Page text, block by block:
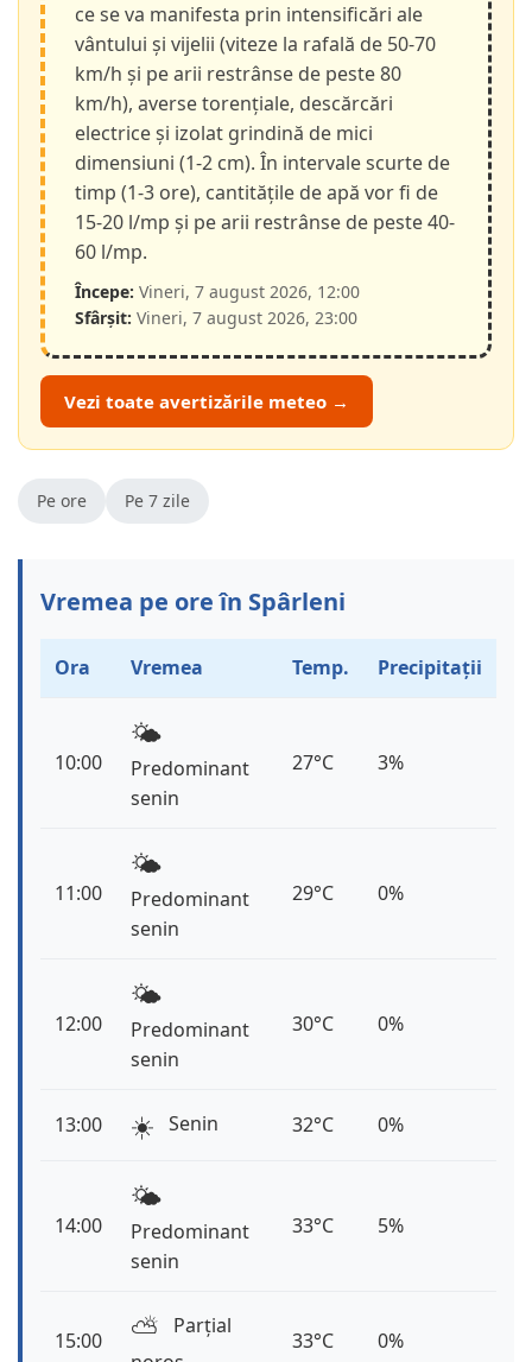
ce se va manifesta prin intensificări ale
vântului și vijelii (viteze la rafală de 50-70
km/h și pe arii restrânse de peste 80
km/h), averse torențiale, descărcări
electrice și izolat grindină de mici
dimensiuni (1-2 cm). În intervale scurte de
timp (1-3 ore), cantitățile de apă vor fi de
15-20 l/mp și pe arii restrânse de peste 40-
60 l/mp.
Începe: Vineri, 7 august 2026, 12:00
Sfârșit: Vineri, 7 august 2026, 23:00
Vezi toate avertizările meteo →
Pe ore Pe 7 zile
Vremea pe ore în Spârleni
Ora Vremea Temp. Precipitații
10:00
🌤️
Predominant
senin
27°C 3%
11:00
🌤️
Predominant
senin
29°C 0%
12:00
🌤️
Predominant
senin
30°C 0%
13:00 ☀️ Senin 32°C 0%
14:00
🌤️
Predominant
senin
33°C 5%
15:00 ⛅️
Parțial
33°C 0%